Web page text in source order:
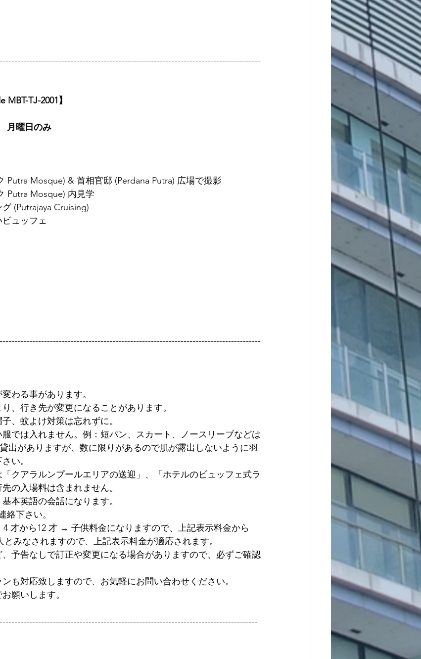
TJ-2001】
月曜日のみ
Putra Mosque) & 首相官邸 (Perdana Putra) 広場で撮影
Putra Mosque) 内見学
(Putrajaya Cruising)
ュッフェ
わる事があります。
、行き先が変更になることがあります。
、蚊よけ対策は忘れずに。
では入れません。例：短パン、スカート、ノースリーブなどは
出がありますが、数に限りがあるので肌が露出しないように羽
い。
クアラルンプールエリアの送迎」、「ホテルのビュッフェ式ラ
の入場料は含まれません。
本英語の会話になります。
絡下さい。
才から12 才 → 子供料金になりますので、上記表示料金から
みなされますので、上記表示料金が適応されます。
予告なしで訂正や変更になる場合がありますので、必ずご確認
も対応致しますので、お気軽にお問い合わせください。
願いします。